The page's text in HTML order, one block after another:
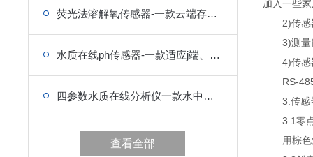
荧光法溶解氧传感器-一款云端存储、随时追溯的水质传感器
水质在线ph传感器-一款适应j端、稳定运行的水质传感器
四参数水质在线分析仪一款水中安全表无声的水质传感器2024
查看全部
加入一些
2)传感器
3)测量窗
4)传感器
RS-485
3.传感
3.1零点
用棕色烧